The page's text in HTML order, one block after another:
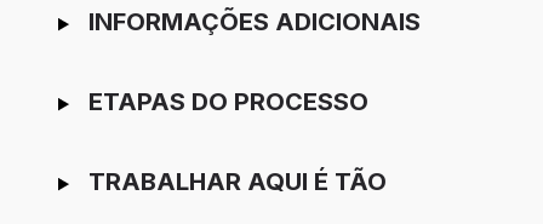
INFORMAÇÕES ADICIONAIS
ETAPAS DO PROCESSO
TRABALHAR AQUI É TÃO